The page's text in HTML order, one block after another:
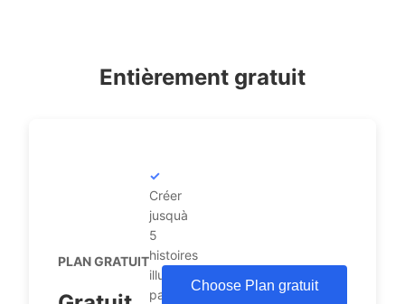
Entièrement gratuit
PLAN GRATUIT
Créer
jusquà
5
histoires
illustrées
par
Choose Plan gratuit